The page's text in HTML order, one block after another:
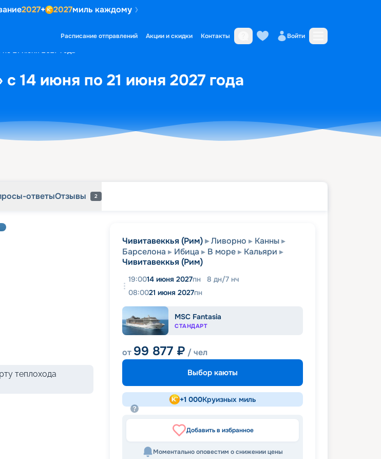
2027+ 2027миль каждому
Расписание отправлений Акции и скидки Контакты Войти
21 июня 2027 года
14 июня по 21 июня 2027 года
ответыОтзывы 2
теплохода
Чивитавеккья (Рим) Ливорно
Канны
Барселона
Ибица В море
Кальяри
Чивитавеккья (Рим)
19:0014 июня 2027пн 8 дн/7 нч
08:0021 июня 2027пн
MSC Fantasia
СТАНДАРТ
от 99 877 ₽ / чел
Выбор каюты
+1 000Круизных миль
Добавить в избранное
Моментально оповестим о снижении цены